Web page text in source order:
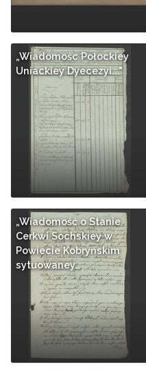
„Wiadomośc Połockiey
Uniackiey Dyecezyi..."
„Wiadomość o Stanie
Cerkwi Sochskiey w
Powiecie Kobryńskim
sytuowaney…